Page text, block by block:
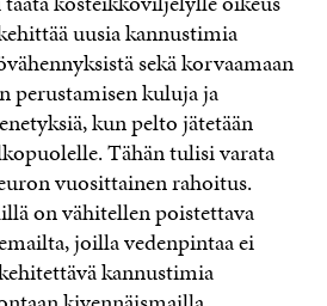
uusia kannustimia
sekä korvaamaan
perustamisen kuluja ja
kun pelto jätetään
Tähän tulisi varata
vuosittainen rahoitus.
on vähitellen poistettava
joilla vedenpintaa ei
kannustimia